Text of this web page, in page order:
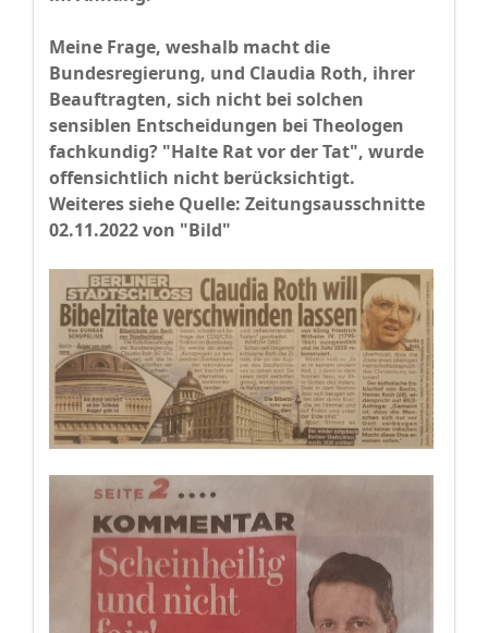
Meine Frage, weshalb macht die
Bundesregierung, und Claudia Roth, ihrer
Beauftragten, sich nicht bei solchen
sensiblen Entscheidungen bei Theologen
fachkundig? "Halte Rat vor der Tat", wurde
offensichtlich nicht berücksichtigt.
Weiteres siehe Quelle: Zeitungsausschnitte
02.11.2022 von "Bild"